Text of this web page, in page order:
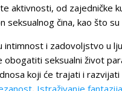
aktivnosti, od zajedničke
seksualnog čina, kao što
intimnost i zadovoljstvo u
obogatiti seksualni život
koji će trajati i
, Istraživanje fantazija